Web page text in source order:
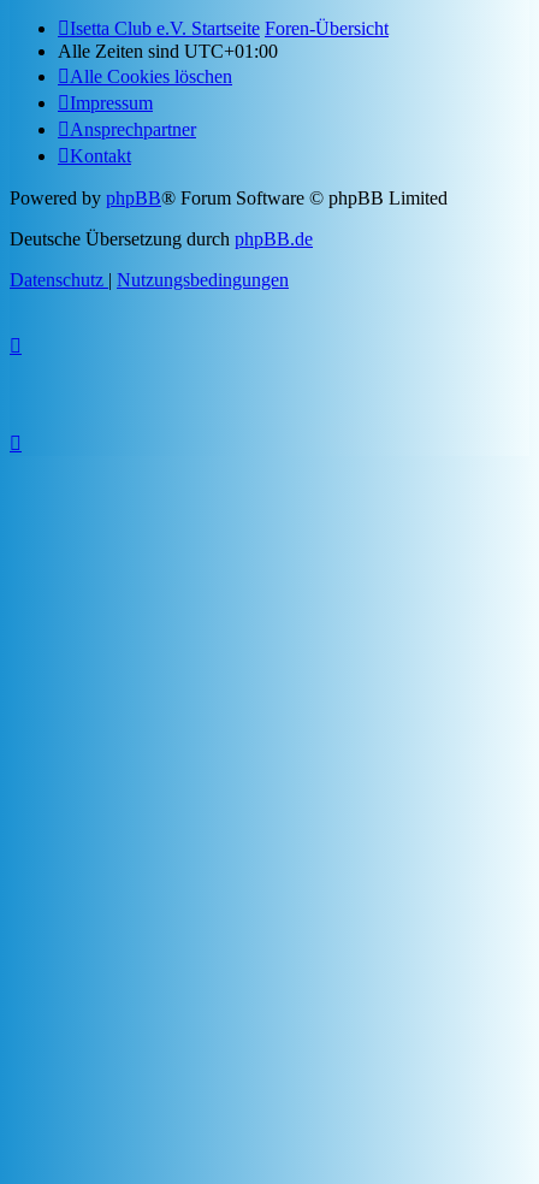
Isetta Club e.V. Startseite Foren-Übersicht
Alle Zeiten sind UTC+01:00
Alle Cookies löschen
Impressum
Ansprechpartner
Kontakt
Powered by phpBB® Forum Software © phpBB Limited
Deutsche Übersetzung durch phpBB.de
Datenschutz | Nutzungsbedingungen